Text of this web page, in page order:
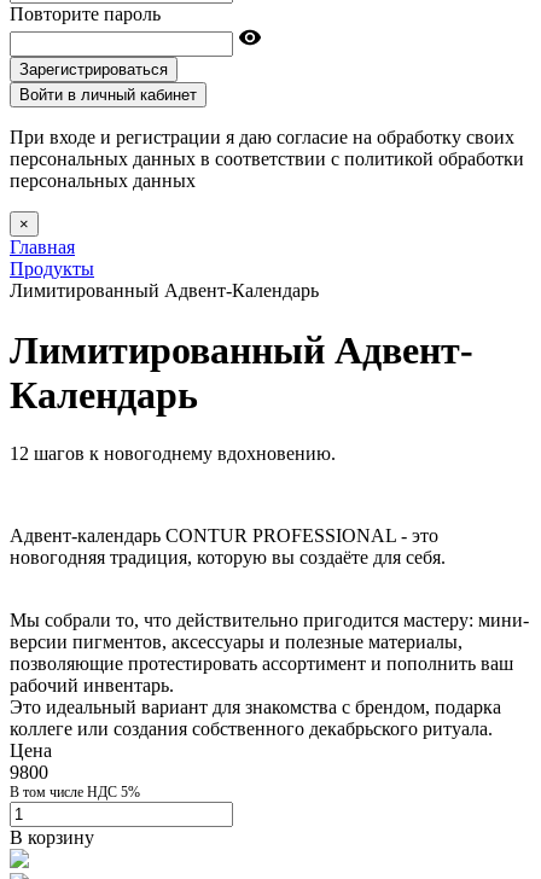
Повторите пароль
Зарегистрироваться
Войти в личный кабинет
При входе и регистрации я даю согласие на обработку своих
персональных данных в соответствии с политикой обработки
персональных данных
×
Главная
Продукты
Лимитированный Адвент-Календарь
Лимитированный Адвент-
Календарь
12 шагов к новогоднему вдохновению.
Адвент-календарь CONTUR PROFESSIONAL - это
новогодняя традиция, которую вы создаёте для себя.
Мы собрали то, что действительно пригодится мастеру: мини-
версии пигментов, аксессуары и полезные материалы,
позволяющие протестировать ассортимент и пополнить ваш
рабочий инвентарь.
Это идеальный вариант для знакомства с брендом, подарка
коллеге или создания собственного декабрьского ритуала.
Цена
9800
В том числе НДС 5%
В корзину